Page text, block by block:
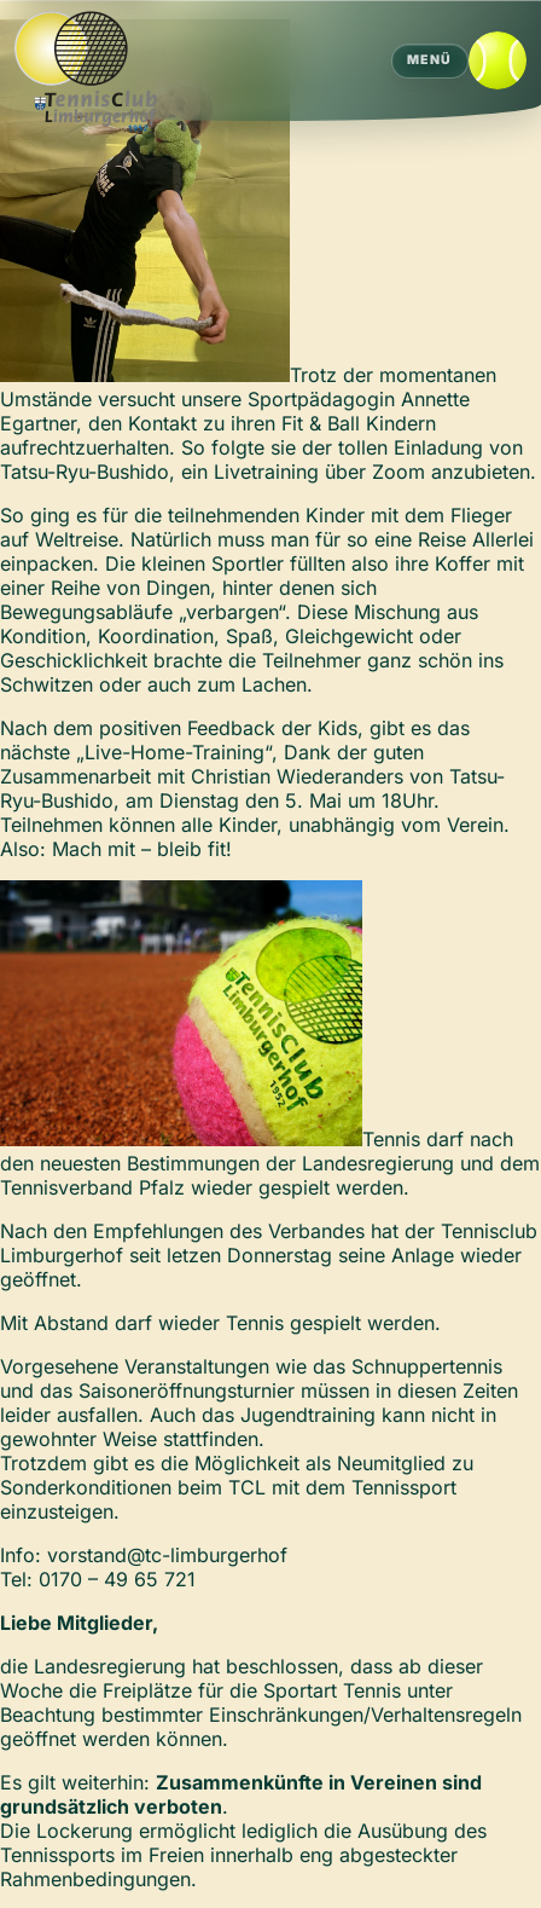
MENÜ
Trotz der momentanen
Umstände versucht unsere Sportpädagogin Annette
Egartner, den Kontakt zu ihren Fit & Ball Kindern
aufrechtzuerhalten. So folgte sie der tollen Einladung von
Tatsu-Ryu-Bushido, ein Livetraining über Zoom anzubieten.
So ging es für die teilnehmenden Kinder mit dem Flieger
auf Weltreise. Natürlich muss man für so eine Reise Allerlei
einpacken. Die kleinen Sportler füllten also ihre Koffer mit
einer Reihe von Dingen, hinter denen sich
Bewegungsabläufe „verbargen“. Diese Mischung aus
Kondition, Koordination, Spaß, Gleichgewicht oder
Geschicklichkeit brachte die Teilnehmer ganz schön ins
Schwitzen oder auch zum Lachen.
Nach dem positiven Feedback der Kids, gibt es das
nächste „Live-Home-Training“, Dank der guten
Zusammenarbeit mit Christian Wiederanders von Tatsu-
Ryu-Bushido, am Dienstag den 5. Mai um 18Uhr.
Teilnehmen können alle Kinder, unabhängig vom Verein.
Also: Mach mit – bleib fit!
Tennis darf nach
den neuesten Bestimmungen der Landesregierung und dem
Tennisverband Pfalz wieder gespielt werden.
Nach den Empfehlungen des Verbandes hat der Tennisclub
Limburgerhof seit letzen Donnerstag seine Anlage wieder
geöffnet.
Mit Abstand darf wieder Tennis gespielt werden.
Vorgesehene Veranstaltungen wie das Schnuppertennis
und das Saisoneröffnungsturnier müssen in diesen Zeiten
leider ausfallen. Auch das Jugendtraining kann nicht in
gewohnter Weise stattfinden.
Trotzdem gibt es die Möglichkeit als Neumitglied zu
Sonderkonditionen beim TCL mit dem Tennissport
einzusteigen.
Info: vorstand@tc-limburgerhof
Tel: 0170 – 49 65 721
Liebe Mitglieder,
die Landesregierung hat beschlossen, dass ab dieser
Woche die Freiplätze für die Sportart Tennis unter
Beachtung bestimmter Einschränkungen/Verhaltensregeln
geöffnet werden können.
Es gilt weiterhin: Zusammenkünfte in Vereinen sind
grundsätzlich verboten.
Die Lockerung ermöglicht lediglich die Ausübung des
Tennissports im Freien innerhalb eng abgesteckter
Rahmenbedingungen.